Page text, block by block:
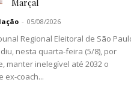
Marçal
- 05/08/2026
Regional Eleitoral de São
nesta quarta-feira (5/8), por
manter inelegível até 2032 o
ex-coach...